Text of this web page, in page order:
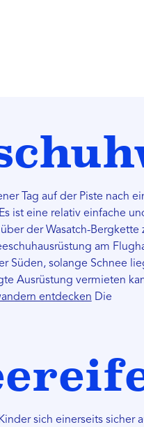
Tag auf der Piste nach
ist eine relativ einfache
der Wasatch-Bergkette
am
Süden, solange Schnee
Ausrüstung vermieten
entdecken Die
sich einerseits sicher